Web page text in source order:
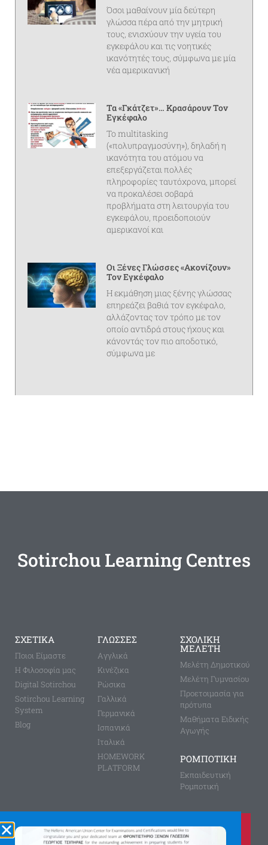
Όσοι μαθαίνουν μία δεύτερη
γλώσσα πέρα από την μητρική
τους, ενισχύουν την υγεία του
εγκεφάλου και τις νοητικές
ικανότητές τους, σύμφωνα με μία
νέα αμερικανική
Τα «γκάτζετ»… Κρασάρουν Τον
Εγκέφαλο
Το multitasking
(«πολυπραγμοσύνη»), δηλαδή η
ικανότητα του ατόμου να
επεξεργάζεται πολλές
πληροφορίες ταυτόχρονα, μπορεί
να προκαλέσει σοβαρά
προβλήματα στη λειτουργία του
εγκεφάλου, προειδοποιούν
αμερικανοί και
Οι Ξένες Γλώσσες «ακονίζουν»
Τον Εγκέφαλο
Η εκμάθηση μιας ξένης γλώσσας
επηρεάζει βαθιά τον εγκέφαλο,
αλλάζοντας τον τρόπο με τον
οποίο αντιδρά στους ήχους και
κάνοντάς τον πιο αποδοτικό,
σύμφωνα με
Sotirchou Learning Centres
ΣΧΕΤΙΚΑ
Ποιοι Είμαστε
Η Φιλοσοφία μας
Digital Sotirchou
Sotirchou Learning
System
Blog
ΓΛΩΣΣΕΣ
Aγγλικά
Κινέζικα
Ρώσικα
Γαλλικά
Γερμανικά
Ισπανικά
Ιταλικά
HOMEWORK
PLATFORM
ΣΧΟΛΙΚΗ
ΜΕΛΕΤΗ
Μελέτη Δημοτικού
Μελέτη Γυμνασίου
Προετοιμασία για
πρότυπα
Μαθήματα Ειδικής
Αγωγής
ΡΟΜΠΟΤΙΚΗ
Εκπαιδευτική
Ρομποτική
Καλέστε μας τώρα στο